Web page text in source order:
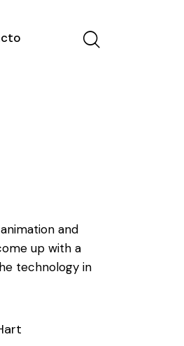
and
up with a
technology in